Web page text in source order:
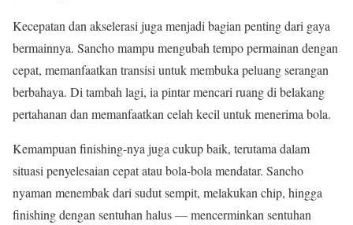
Kecepatan dan akselerasi juga menjadi bagian penting dari gaya
bermainnya. Sancho mampu mengubah tempo permainan dengan
cepat, memanfaatkan transisi untuk membuka peluang serangan
berbahaya. Di tambah lagi, ia pintar mencari ruang di belakang
pertahanan dan memanfaatkan celah kecil untuk menerima bola.
Kemampuan finishing-nya juga cukup baik, terutama dalam
situasi penyelesaian cepat atau bola-bola mendatar. Sancho
nyaman menembak dari sudut sempit, melakukan chip, hingga
finishing dengan sentuhan halus — mencerminkan sentuhan